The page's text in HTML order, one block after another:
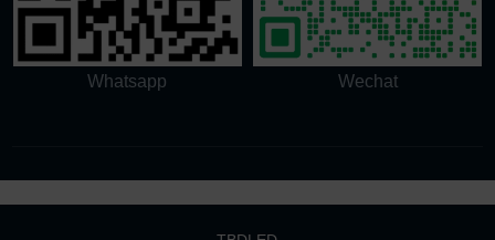
Whatsapp Wechat